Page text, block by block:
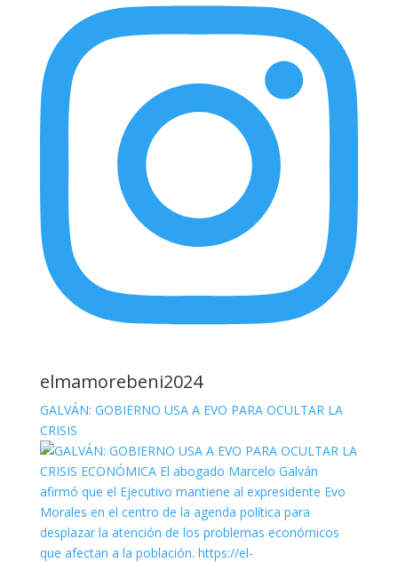
elmamorebeni2024
GALVÁN: GOBIERNO USA A EVO PARA OCULTAR LA
CRISIS